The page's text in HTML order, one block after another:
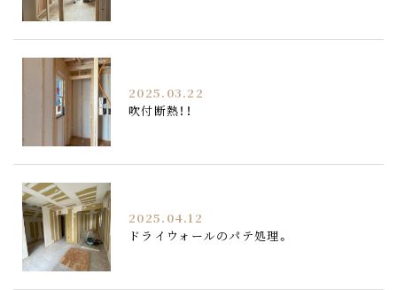
2025.03.22
吹付断熱！！
2025.04.12
ドライウォールのパテ処理。